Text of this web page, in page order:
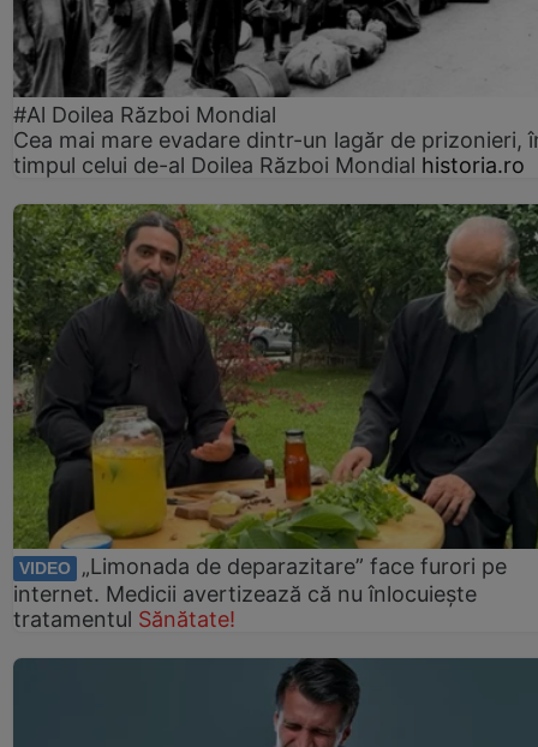
#Al Doilea Război Mondial
Cea mai mare evadare dintr-un lagăr de prizonieri,
timpul celui de-al Doilea Război Mondial historia.ro
VIDEO
„Limonada de deparazitare” face furori pe
internet. Medicii avertizează că nu înlocuiește
tratamentul Sănătate!